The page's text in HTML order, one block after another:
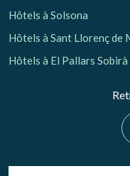
Hôtels à Solsona
Hôtels à Sant Llorenç de
Hôtels à El Pallars Sobirà